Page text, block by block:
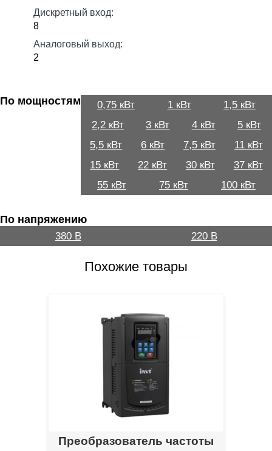
Дискретный вход:
8
Аналоговый выход:
2
По мощностям 0,75 кВт 1 кВт
1,5 кВт
2,2 кВт
3 кВт 4 кВт
5 кВт
5,5 кВт
6 кВт 7,5 кВт
11 кВт
15 кВт
22 кВт 30 кВт
37 кВт
55 кВт
75 кВт 100 кВт
По напряжению
380 В 220 В
Похожие товары
Преобразователь частоты